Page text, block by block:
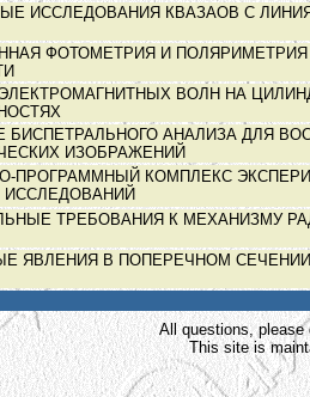
ИССЛЕДОВАНИЯ КВАЗАОВ С
ФОТОМЕТРИЯ И ПОЛЯРИМЕТРИЯ
ВОЛН НА
БИСПЕТРАЛЬНОГО АНАЛИЗА ДЛЯ
ИЗОБРАЖЕНИЙ
ПРОГРАММНЫЙ КОМПЛЕКС
ИССЛЕДОВАНИЙ
ТРЕБОВАНИЯ К МЕХАНИЗМУ
ЯВЛЕНИЯ В ПОПЕРЕЧНОМ
All questions,
This site is